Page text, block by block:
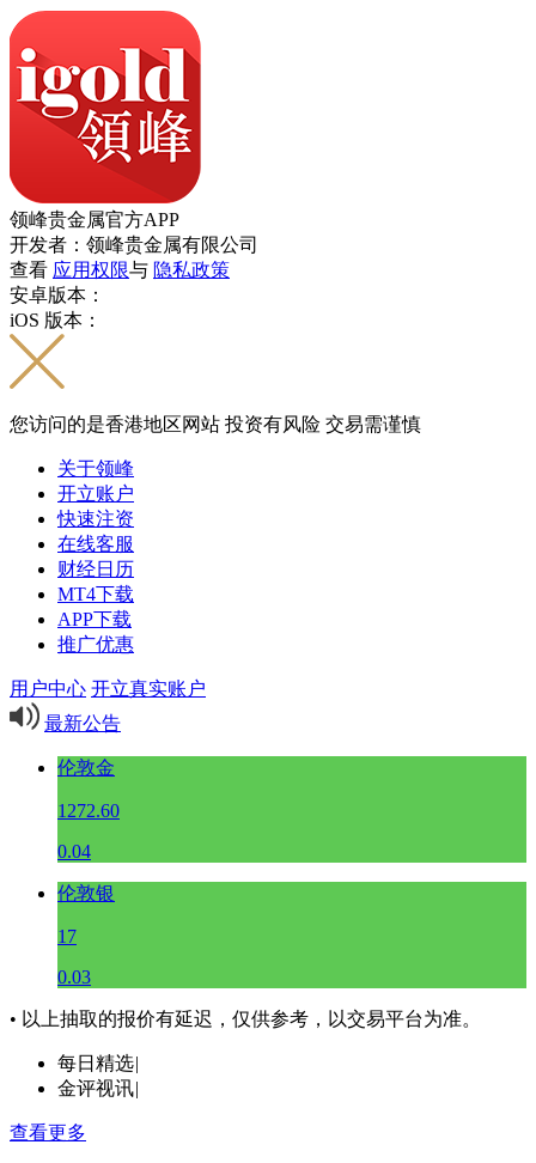
领峰贵金属官方APP
开发者：领峰贵金属有限公司
查看 应用权限与 隐私政策
安卓版本：
iOS 版本：
您访问的是香港地区网站 投资有风险 交易需谨慎
关于领峰
开立账户
快速注资
在线客服
财经日历
MT4下载
APP下载
推广优惠
用户中心 开立真实账户
最新公告
伦敦金
1272.60
0.04
伦敦银
17
0.03
• 以上抽取的报价有延迟，仅供参考，以交易平台为准。
每日精选|
金评视讯|
查看更多